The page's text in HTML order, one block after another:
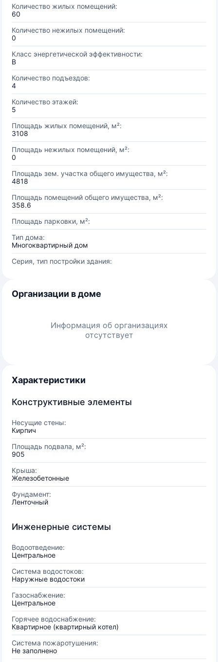
Количество жилых помещений:
60
Количество нежилых помещений:
0
Класс энергетической эффективности:
B
Количество подъездов:
4
Количество этажей:
5
Площадь жилых помещений, м²:
3108
Площадь нежилых помещений, м²:
0
Площадь зем. участка общего имущества, м²:
4818
Площадь помещений общего имущества, м²:
358.6
Площадь парковки, м²:
Тип дома:
Многоквартирный дом
Серия, тип постройки здания:
Организации в доме
Информация об организациях
отсутствует
Характеристики
Конструктивные элементы
Несущие стены:
Кирпич
Площадь подвала, м²:
905
Крыша:
Железобетонные
Фундамент:
Ленточный
Инженерные системы
Водоотведение:
Центральное
Система водостоков:
Наружные водостоки
Газоснабжение:
Центральное
Горячее водоснабжение:
Квартирное (квартирный котел)
Система пожаротушения:
Не заполнено